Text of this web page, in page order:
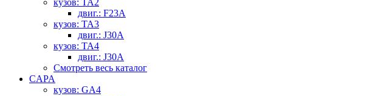
кузов: TA2
двиг.: F23A
кузов: TA3
двиг.: J30A
кузов: TA4
двиг.: J30A
Смотреть весь каталог
CAPA
кузов: GA4